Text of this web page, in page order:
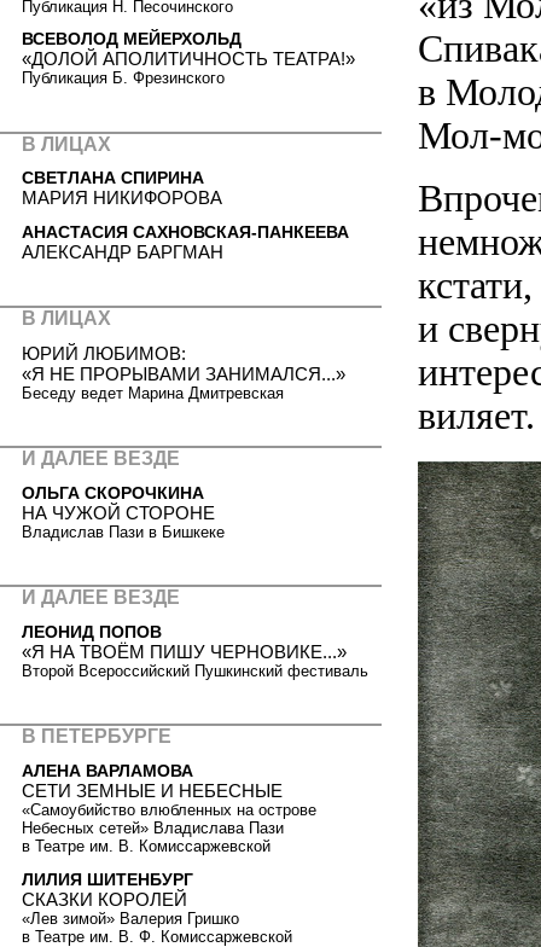
в
Мол-
и
Публикация Н. Песочинского
ВСЕВОЛОД МЕЙЕРХОЛЬД
«ДОЛОЙ АПОЛИТИЧНОСТЬ ТЕАТРА!»
Публикация Б. Фрезинского
В ЛИЦАХ
СВЕТЛАНА СПИРИНА
МАРИЯ НИКИФОРОВА
АНАСТАСИЯ САХНОВСКАЯ-ПАНКЕЕВА
АЛЕКСАНДР БАРГМАН
В ЛИЦАХ
ЮРИЙ ЛЮБИМОВ:
«Я НЕ ПРОРЫВАМИ ЗАНИМАЛСЯ...»
Беседу ведет Марина Дмитревская
И ДАЛЕЕ ВЕЗДЕ
ОЛЬГА СКОРОЧКИНА
НА ЧУЖОЙ СТОРОНЕ
Владислав Пази в Бишкеке
И ДАЛЕЕ ВЕЗДЕ
ЛЕОНИД ПОПОВ
«Я НА ТВОЁМ ПИШУ ЧЕРНОВИКЕ...»
Второй Всероссийский Пушкинский фестиваль
В ПЕТЕРБУРГЕ
АЛЕНА ВАРЛАМОВА
СЕТИ ЗЕМНЫЕ И НЕБЕСНЫЕ
«Самоубийство влюбленных на острове
Небесных сетей» Владислава Пази
в Театре им. В. Комиссаржевской
ЛИЛИЯ ШИТЕНБУРГ
СКАЗКИ КОРОЛЕЙ
«Лев зимой» Валерия Гришко
в Театре им. В. Ф. Комиссаржевской